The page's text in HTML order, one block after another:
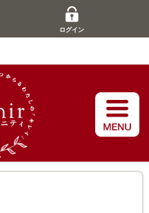
ログイン